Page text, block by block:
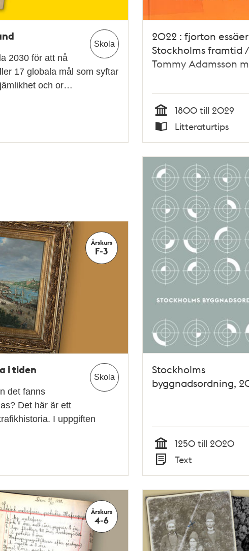
Skola
2030 för att nå
17 globala mål som syftar
och or…
2022 : fjorton
Stockholms framtid /
Tommy Adamsson
Tid
1800 till 2029
Typ
Litteraturtips
Årskurs
F-3
Skola
i tiden
det fanns
Det här är ett
I uppgiften
Stockholms
byggnadsordning,
Tid
1250 till 2020
Typ
Text
Årskurs
4-6